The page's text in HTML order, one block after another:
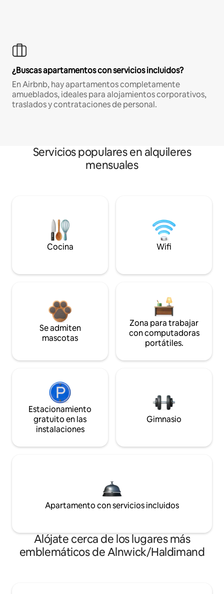
¿Buscas apartamentos con servicios incluidos?
En Airbnb, hay apartamentos completamente
amueblados, ideales para alojamientos corporativos,
traslados y contrataciones de personal.
Servicios populares en alquileres
mensuales
Cocina Wifi
Se admiten
mascotas
Zona para trabajar
con computadoras
portátiles.
Estacionamiento
gratuito en las
instalaciones
Gimnasio
Apartamento con servicios incluidos
Alójate cerca de los lugares más
emblemáticos de Alnwick/Haldimand